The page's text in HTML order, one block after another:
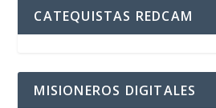
CATEQUISTAS REDCAM
MISIONEROS DIGITALES